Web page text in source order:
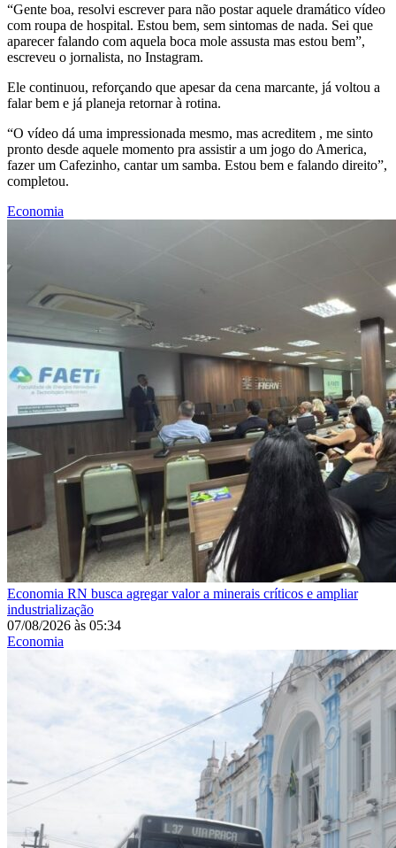
“Gente boa, resolvi escrever para não postar aquele dramático vídeo
com roupa de hospital. Estou bem, sem sintomas de nada. Sei que
aparecer falando com aquela boca mole assusta mas estou bem”,
escreveu o jornalista, no Instagram.
Ele continuou, reforçando que apesar da cena marcante, já voltou a
falar bem e já planeja retornar à rotina.
“O vídeo dá uma impressionada mesmo, mas acreditem , me sinto
pronto desde aquele momento pra assistir a um jogo do America,
fazer um Cafezinho, cantar um samba. Estou bem e falando direito”,
completou.
Economia
Economia RN busca agregar valor a minerais críticos e ampliar
industrialização
07/08/2026 às 05:34
Economia